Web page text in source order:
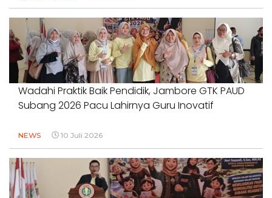
Wadahi Praktik Baik Pendidik, Jambore GTK PAUD
Subang 2026 Pacu Lahirnya Guru Inovatif
NEWS 10 Juli 2026